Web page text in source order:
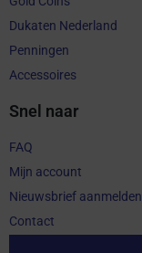
Dukaten Nederland
Penningen
Accessoires
Snel naar
FAQ
Mijn account
Nieuwsbrief aanmelden
Contact